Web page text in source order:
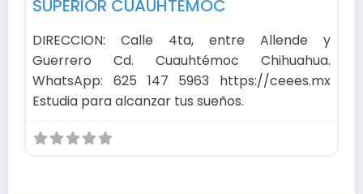
SUPERIOR CUAUHTEMOC
DIRECCION: Calle 4ta, entre Allende y
Guerrero Cd. Cuauhtémoc Chihuahua.
WhatsApp: 625 147 5963 https://ceees.mx
Estudia para alcanzar tus sueños.